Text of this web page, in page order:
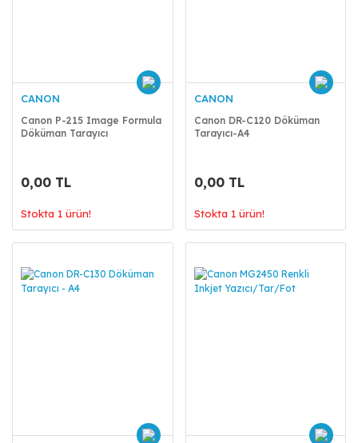
CANON
Canon P-215 Image Formula
Döküman Tarayıcı
0,00 TL
Stokta 1 ürün!
CANON
Canon DR-C120 Döküman
Tarayıcı-A4
0,00 TL
Stokta 1 ürün!